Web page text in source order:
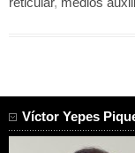
Víctor Yepes